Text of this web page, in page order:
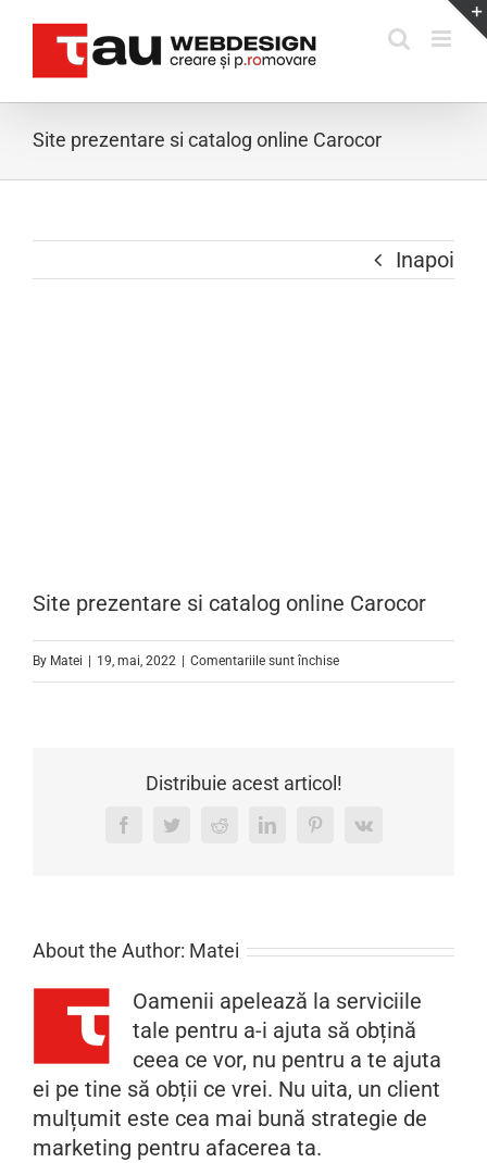
content
Site prezentare si catalog online Carocor
Inapoi
Site prezentare si catalog online Carocor
By Matei 19, mai, 2022 Comentariile sunt închisepentru
catalog
Carocor
Distribuie acest articol!
FacebookTwitterRedditLinkedInPinterest
Vk
About the Author: Matei
Oamenii apelează la serviciile
tale pentru a-i ajuta să obțină
ceea ce vor, nu pentru a te ajuta
ei pe tine să obții ce vrei. Nu uita, un client
mulțumit este cea mai bună strategie de
marketing pentru afacerea ta.